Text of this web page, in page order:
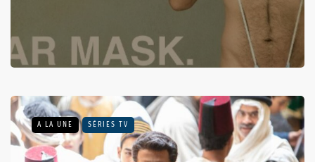
A LA UNE SÉRIES TV